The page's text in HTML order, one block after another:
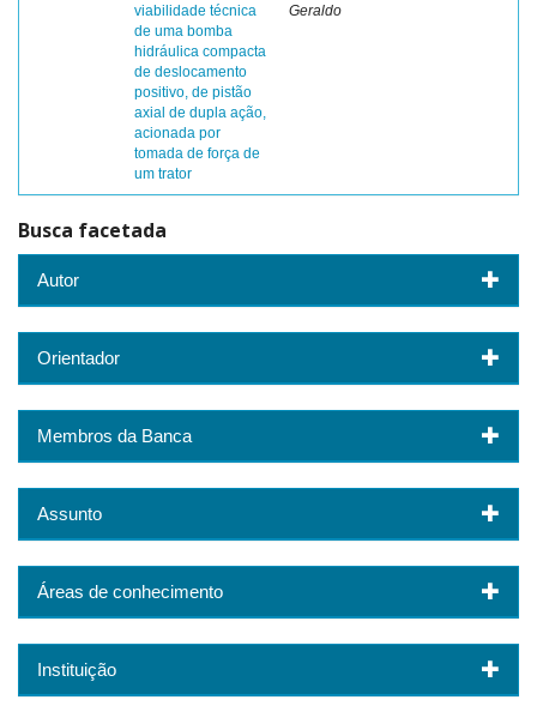
viabilidade técnica
de uma bomba
hidráulica compacta
de deslocamento
positivo, de pistão
axial de dupla ação,
acionada por
tomada de força de
um trator
Geraldo
Busca facetada
Autor
Orientador
Membros da Banca
Assunto
Áreas de conhecimento
Instituição